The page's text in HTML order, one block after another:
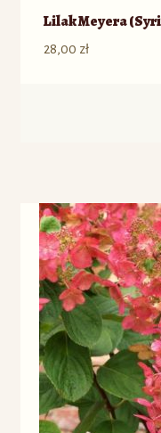
Lilak Meyera
28,00 zł